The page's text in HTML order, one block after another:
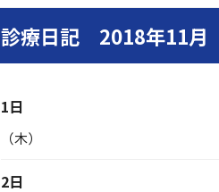
診療日記 2018年11月
1日
（木）
2日